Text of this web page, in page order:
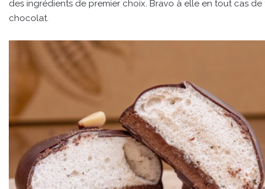
des ingrédients de premier choix. Bravo à elle en tout cas
chocolat.